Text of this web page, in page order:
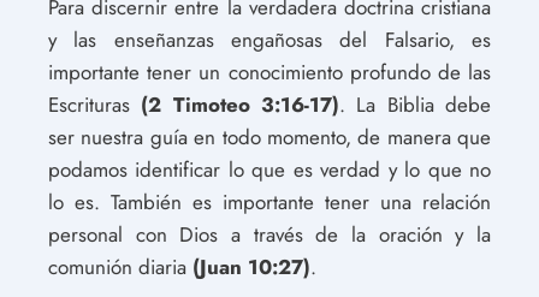
Para discernir entre la verdadera doctrina cristiana
y las enseñanzas engañosas del Falsario, es
importante tener un conocimiento profundo de las
Escrituras (2 Timoteo 3:16-17). La Biblia debe
ser nuestra guía en todo momento, de manera que
podamos identificar lo que es verdad y lo que no
lo es. También es importante tener una relación
personal con Dios a través de la oración y la
comunión diaria (Juan 10:27).